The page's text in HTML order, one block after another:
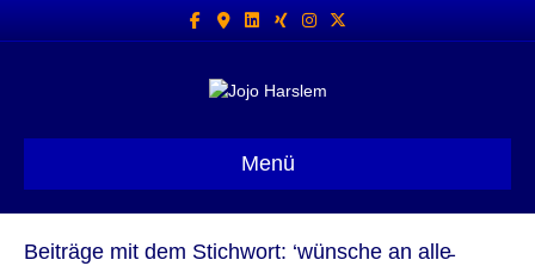
FacebookGoogle-maps
Linkedin
Xing InstagramX-twitter
Menü
Beiträge mit dem Stichwort: ‘wünsche an alle̵